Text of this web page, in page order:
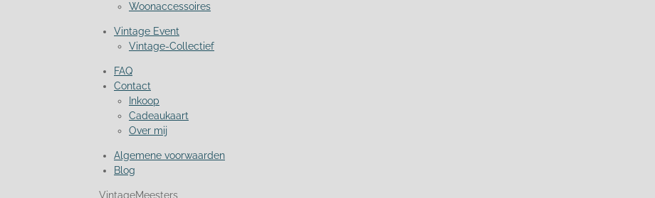
Woonaccessoires
Vintage Event
Vintage-Collectief
FAQ
Contact
Inkoop
Cadeaukaart
Over mij
Algemene voorwaarden
Blog
VintageMeesters